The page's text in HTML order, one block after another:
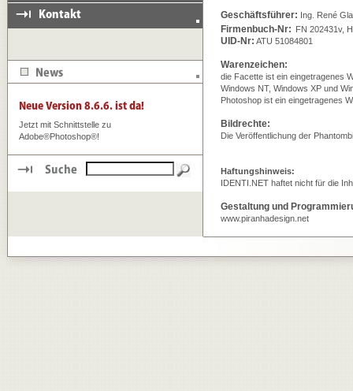
Jetzt mit Schnittstelle zu
Adobe®Photoshop®!
Geschäftsführer: Ing. René
Firmenbuch-Nr: FN 202431v,
UID-Nr: ATU 51084801
Warenzeichen:
die Facette ist ein eingetragenes
Windows NT, Windows XP und
Photoshop ist ein eingetragenes
Bildrechte:
Die Veröffentlichung der
Haftungshinweis:
IDENTI.NET haftet nicht für die
Gestaltung und
www.piranhadesign.net